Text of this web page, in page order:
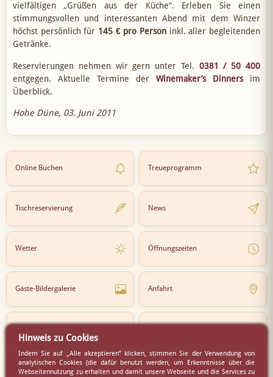
vielfältigen „Grüßen aus der Küche“. Erleben Sie einen
stimmungsvollen und interessanten Abend mit dem Winzer
höchst persönlich für 145 € pro Person inkl. aller begleitenden
Getränke.
Reservierungen nehmen wir gern unter Tel. 0381 / 50 400
entgegen. Aktuelle Termine der Winemaker’s Dinnersim
Überblick.
Hohe Düne, 03. Juni 2011
Online Buchen Treueprogramm
Tischreservierung News
Wetter Öffnungszeiten
Gäste-Bildergalerie Anfahrt
Newsletter Partner
Hinweis zu Cookies
Indem Sie auf „Alle akzeptieren” klicken, stimmen Sie der Verwendung von
analytischen Cookies (die dafür benutzt werden, um Erkenntnisse über die
Webseitennutzung zu erhalten und damit unsere Webseite und die Services zu